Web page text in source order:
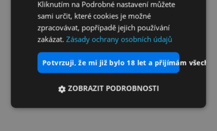
Kliknutím na Podrobné nastavení můžete
sami určit, které cookies je možné
zpracovávat, popřípadě jejich používání
zakázat.Zásady ochrany osobních údajů
potvrzuji, že mi již bylo 18 let a přijímám
ZOBRAZIT PODROBNOSTI